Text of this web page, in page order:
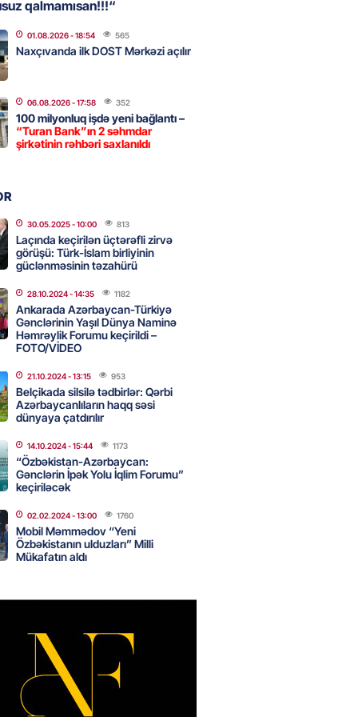
Səudiyyə Ərəbistanı və
arasında Məkkə müdafiə
- 15:15
- 15:00
ölkəni seçdilər
- 14:45 117
sabah 39 dərəcə isti
- 14:30
Biznes-dən mikro biznes
5%-dək endirim
- 14:28
- 14:15
karta istədiyiniz qədər
edə bilərsiniz – VİDEO
qalmamısan!!!“
01.08.2026- 18:54 565
Naxçıvanda ilk DOST Mərkəzi açılır
06.08.2026- 17:58 352
100 milyonluq işdə yeni bağlantı –
“Turan Bank”ın 2 səhmdar
şirkətinin rəhbəri saxlanıldı
30.05.2025- 10:00 813
Laçında keçirilən üçtərəfli zirvə
görüşü: Türk-İslam birliyinin
güclənməsinin təzahürü
28.10.2024- 14:35 1182
Ankarada Azərbaycan-Türkiyə
Gənclərinin Yaşıl Dünya Naminə
Həmrəylik Forumu keçirildi –
FOTO/VİDEO
21.10.2024- 13:15 953
Belçikada silsilə tədbirlər: Qərbi
Azərbaycanlıların haqq səsi
dünyaya çatdırılır
14.10.2024- 15:44 1173
“Özbəkistan-Azərbaycan:
Gənclərin İpək Yolu İqlim Forumu”
keçiriləcək
02.02.2024- 13:00 1760
Mobil Məmmədov “Yeni
Özbəkistanın ulduzları” Milli
Mükafatın aldı